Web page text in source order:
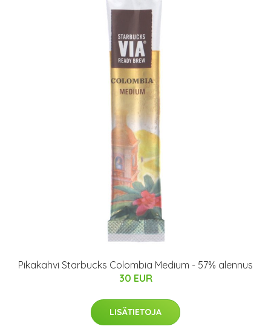
Pikakahvi Starbucks Colombia Medium - 57% alennus
30 EUR
LISÄTIETOJA